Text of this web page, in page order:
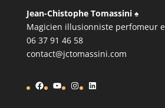
Jean-Chistophe Tomassini ♠️
Magicien illusionniste perfomeur
06 37 91 46 58
contact@jctomassini.com
Facebook
YouTube
Instagram
LinkedIn